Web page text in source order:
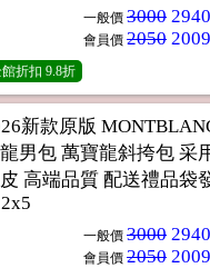
一般價 3000 2940
會員價 2050 2009
折扣 9.8折
新款原版
男包 萬寶龍斜挎包 采
高端品質 配送禮品袋
一般價 3000 2940
會員價 2050 2009